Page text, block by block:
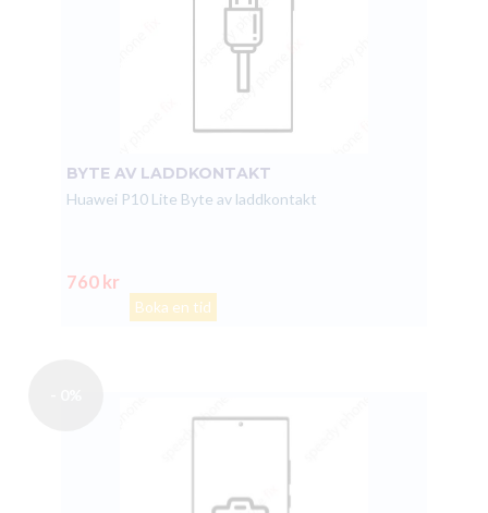
BYTE AV LADDKONTAKT
Huawei P10 Lite Byte av laddkontakt
760 kr
Boka en tid